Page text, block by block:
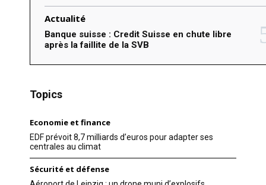
Actualité
Banque suisse : Credit Suisse en chute libre
après la faillite de la SVB
Topics
Economie et finance
EDF prévoit 8,7 milliards d’euros pour adapter ses
centrales au climat
Sécurité et défense